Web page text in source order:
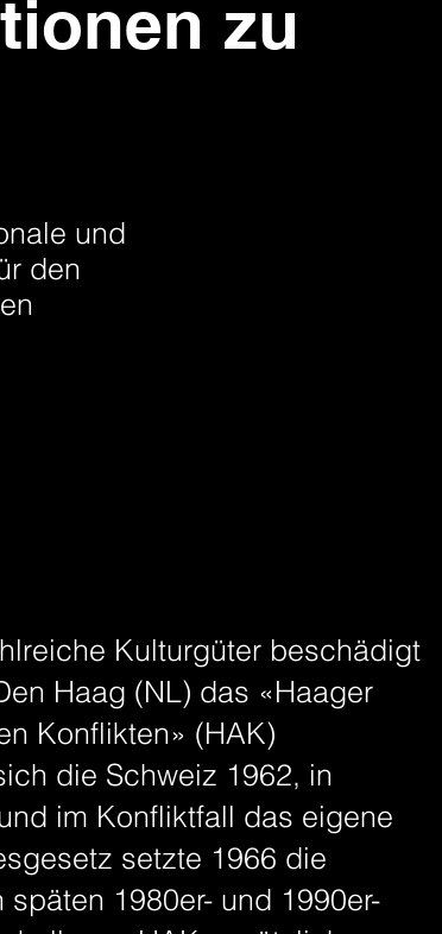
zu
und
den
Kulturgüter beschädigt
Haag (NL) das «Haager
Konflikten» (HAK)
die Schweiz 1962, in
im Konfliktfall das eigene
setzte 1966 die
1980er- und 1990er-